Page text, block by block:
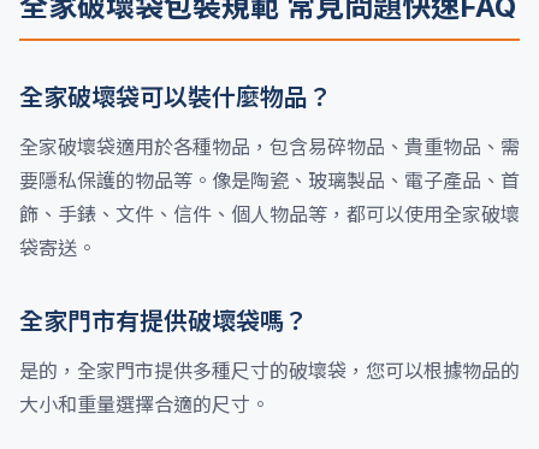
全家破壞袋可以裝什麼物品？
全家破壞袋適用於各種物品，包含易碎物品、貴重物品、需
要隱私保護的物品等。像是陶瓷、玻璃製品、電子產品、首
飾、手錶、文件、信件、個人物品等，都可以使用全家破壞
袋寄送。
全家門市有提供破壞袋嗎？
是的，全家門市提供多種尺寸的破壞袋，您可以根據物品的
大小和重量選擇合適的尺寸。